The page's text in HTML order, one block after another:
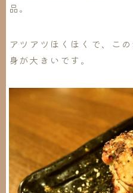
品。
アツアツほくほくで、こ
身が大きいです。